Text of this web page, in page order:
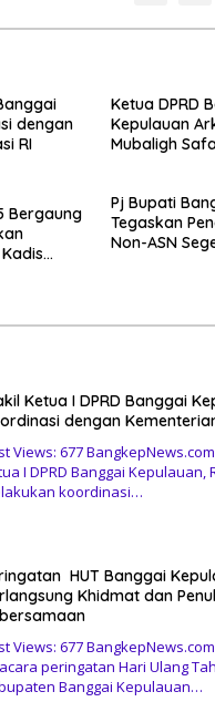
dengan
RI
Ketua DPRD
Kepulauan
Mubaligh
Motivasi
Bergaung
Pj Bupati
Tegaskan
Non-ASN
Ketua I DPRD Banggai
dengan
Views: 677
I DPRD Banggai Kepulauan,
koordinasi…
HUT Banggai
Khidmat dan
Views: 677
peringatan Hari Ulang
Banggai Kepulauan…